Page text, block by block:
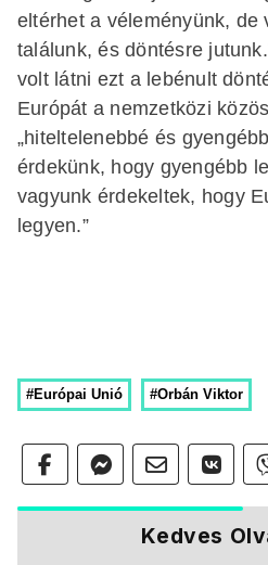
eltérhet a véleményünk, de
találunk, és döntésre
volt látni ezt a lebénult
Európát a nemzetközi
„hiteltelenebbé és
érdekünk, hogy gyengébb
vagyunk érdekeltek, hogy
legyen.”
#Európai Unió #Orbán Viktor
Kedves